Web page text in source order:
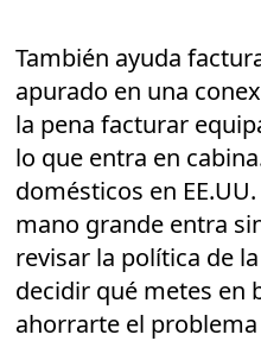
También ayuda
apurado en una
la pena facturar
lo que entra en
domésticos en
mano grande entra
revisar la política de
decidir qué metes en
ahorrarte el